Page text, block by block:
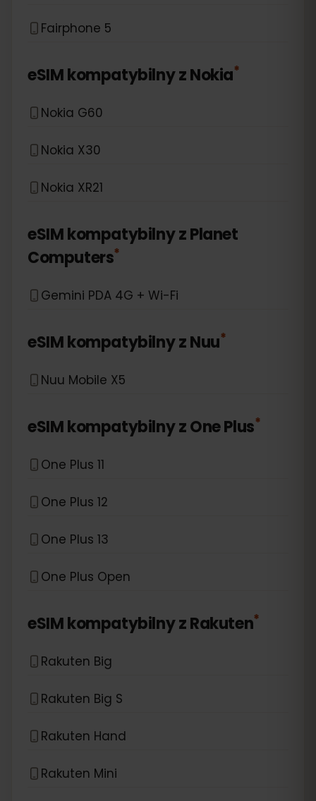
Fairphone 5
eSIM kompatybilny zNokia*
Nokia G60
Nokia X30
Nokia XR21
eSIM kompatybilny zPlanet
Computers*
Gemini PDA 4G + Wi-Fi
eSIM kompatybilny zNuu*
Nuu Mobile X5
eSIM kompatybilny zOne Plus*
One Plus 11
One Plus 12
One Plus 13
One Plus Open
eSIM kompatybilny zRakuten*
Rakuten Big
Rakuten Big S
Rakuten Hand
Rakuten Mini